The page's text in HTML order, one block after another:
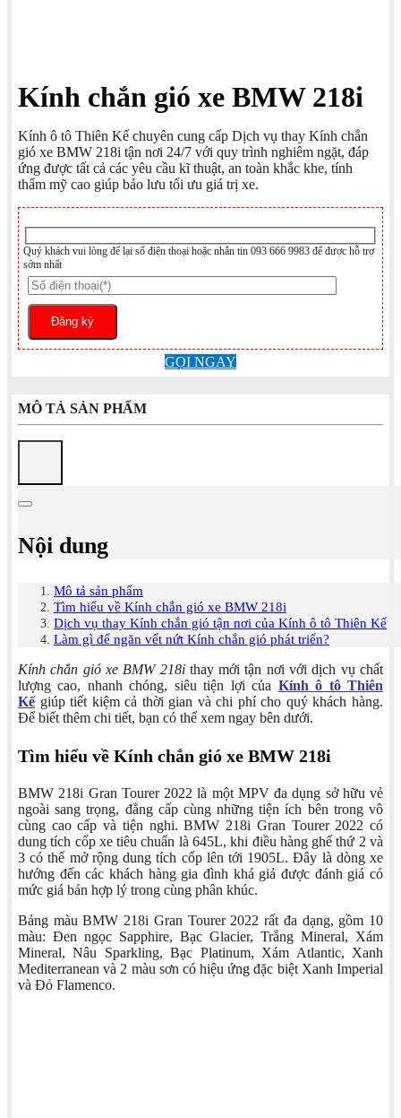
Kính chắn gió xe BMW 218i
Kính ô tô Thiên Kế chuyên cung cấp Dịch vụ thay Kính chắn
gió xe BMW 218i tận nơi 24/7 với quy trình nghiêm ngặt, đáp
ứng được tất cả các yêu cầu kĩ thuật, an toàn khắc khe, tính
thẩm mỹ cao giúp bảo lưu tối ưu giá trị xe.
Quý khách vui lòng để lại số điện thoại hoặc nhắn tin 093 666 9983 để được hỗ trợ
sớm nhất
GỌI NGAY
MÔ TẢ SẢN PHẨM
Nội dung
Mô tả sản phẩm
Tìm hiểu về Kính chắn gió xe BMW 218i
Dịch vụ thay Kính chắn gió tận nơi của Kính ô tô Thiên Kế
Làm gì để ngăn vết nứt Kính chắn gió phát triển?
Kính chắn gió xe BMW 218i thay mới tận nơi với dịch vụ chất
lượng cao, nhanh chóng, siêu tiện lợi của Kính ô tô Thiên
Kếgiúp tiết kiệm cả thời gian và chi phí cho quý khách hàng.
Để biết thêm chi tiết, bạn có thể xem ngay bên dưới.
Tìm hiểu về Kính chắn gió xe BMW 218i
BMW 218i Gran Tourer 2022 là một MPV đa dụng sở hữu vẻ
ngoài sang trọng, đẳng cấp cùng những tiện ích bên trong vô
cùng cao cấp và tiện nghi. BMW 218i Gran Tourer 2022 có
dung tích cốp xe tiêu chuẩn là 645L, khi điều hàng ghế thứ 2 và
3 có thể mở rộng dung tích cốp lên tới 1905L. Đây là dòng xe
hướng đến các khách hàng gia đình khá giả được đánh giá có
mức giá bán hợp lý trong cùng phân khúc.
Bảng màu BMW 218i Gran Tourer 2022 rất đa dạng, gồm 10
màu: Đen ngọc Sapphire, Bạc Glacier, Trắng Mineral, Xám
Mineral, Nâu Sparkling, Bạc Platinum, Xám Atlantic, Xanh
Mediterranean và 2 màu sơn có hiệu ứng đặc biệt Xanh Imperial
và Đỏ Flamenco.